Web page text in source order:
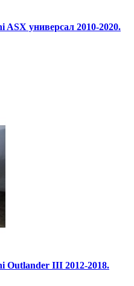
универсал 2010-2020.
Outlander III 2012-2018.